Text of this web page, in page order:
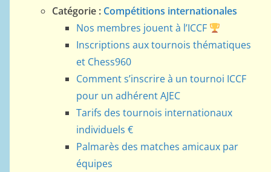
Catégorie : Compétitions internationales
Nos membres jouent à l’ICCF
Inscriptions aux tournois thématiques
et Chess960
Comment s’inscrire à un tournoi ICCF
pour un adhérent AJEC
Tarifs des tournois internationaux
individuels €
Palmarès des matches amicaux par
équipes